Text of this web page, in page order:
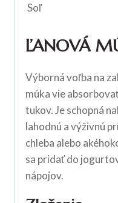
Soľ
ĽANOVÁ
Výborná voľba na
múka vie
tukov. Je schopná
lahodnú a výživnú
chleba alebo
sa pridať do
nápojov.